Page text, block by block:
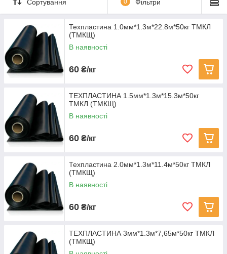
виробничих приміщеннях.
Основні властивості:
Температурний режим: від -45°C до +80°C
Висока хімічна стійкість
Гнучкість навіть при низьких температурах
Застосування:
Хімічна промисловість
Харчова промисловість (обмежено, залежно від
Металургія
Машинобудування
Від 1мм до 6мм техпластина представлена в рулонах.
Ширина - 1300 мм
Вага рулону - 48-55 кг
Розмір листа- 1000 мм х 1000 мм
Технічні характеристики:
Сортування Фільтри
Техпластина 1.0мм*1.3м*22.8м*50кг ТМКЛ
(ТМКЩ)
В наявності
60 ₴/кг
ТЕХПЛАСТИНА 1.5мм*1.3м*15.3м*50кг
ТМКЛ (ТМКЩ)
В наявності
60 ₴/кг
Техпластина 2.0мм*1.3м*11.4м*50кг ТМКЛ
(ТМКЩ)
В наявності
60 ₴/кг
ТЕХПЛАСТИНА 3мм*1.3м*7,65м*50кг ТМКЛ
(ТМКЩ)